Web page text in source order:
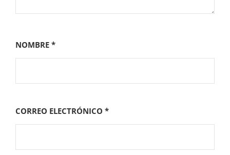
NOMBRE *
CORREO ELECTRÓNICO *